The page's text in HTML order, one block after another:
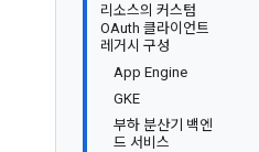
리소스의 커스텀
OAuth 클라이언트
레거시 구성
App Engine
GKE
부하 분산기 백엔
드 서비스